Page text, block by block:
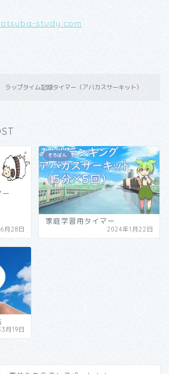
study.com
ラップタイム記録タイマー（アバカスサーキット）
月28日
そろばん
家庭学習用タイマー
2024年1月22日
月19日